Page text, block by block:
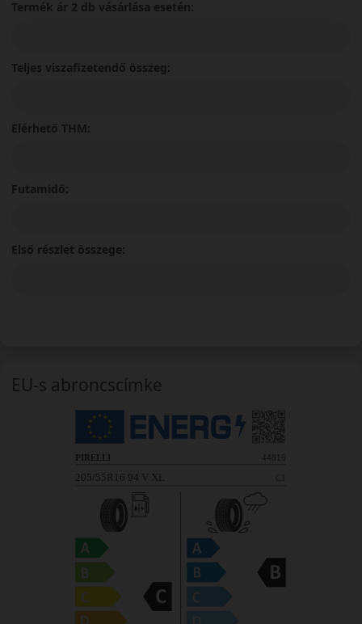
Termék ár 2 db vásárlása esetén:
Teljes viszafizetendő összeg:
Elérhető THM:
Futamidő:
Első részlet összege:
EU-s abroncscímke